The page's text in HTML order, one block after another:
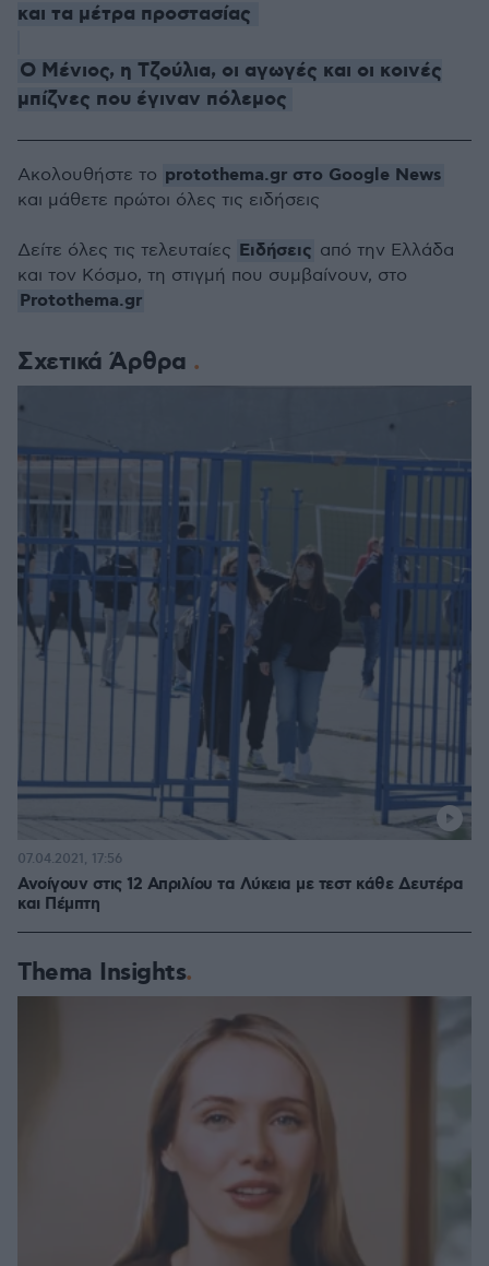
και τα μέτρα προστασίας
Ο Μένιος, η Τζούλια, οι αγωγές και οι κοινές
μπίζνες που έγιναν πόλεμος
Σχετικά Άρθρα
Ανοίγουν στις 12 Απριλίου τα Λύκεια με τεστ κάθε Δευτέρα
και Πέμπτη
07.04.2021, 17:56
Thema Insights
Ακολουθήστε το protothema.gr στο Google News
και μάθετε πρώτοι όλες τις ειδήσεις
Δείτε όλες τις τελευταίες Ειδήσεις από την Ελλάδα
και τον Κόσμο, τη στιγμή που συμβαίνουν, στο
Protothema.gr